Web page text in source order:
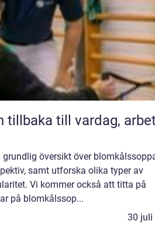
översikt över
samt utforska olika typer av
Vi kommer också att titta på
på blomkålssop...
30 juli